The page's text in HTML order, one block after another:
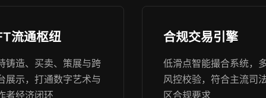
流通枢纽
铸造、买卖、策展与跨
展示，打通数字艺术与
者经济闭环
合规交易引擎
低滑点智能撮合系统，
风控校验，符合主流司
区合规要求